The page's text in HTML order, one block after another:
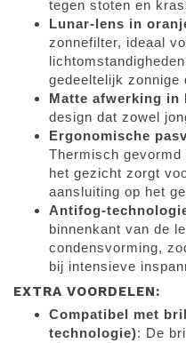
tegen stoten en
Lunar-lens in
zonnefilter, ideaal
gedeeltelijk zonnige
Matte afwerking in
design dat zowel
Ergonomische
Thermisch
het gezicht zorgt
aansluiting op het
Antifog-
binnenkant van de
condensvorming,
bij intensieve
EXTRA VOORDELEN:
Compatibel met
technologie): De